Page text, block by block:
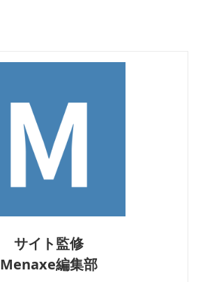
サイト監修
Menaxe編集部